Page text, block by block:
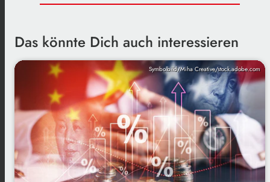
Das könnte Dich auch interessieren
Symbolbild/Miha Creative/stock.adobe.com